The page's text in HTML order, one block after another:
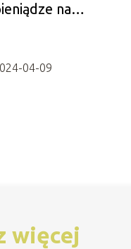
na
04-09
więcej